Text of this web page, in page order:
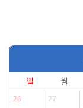
일 월
26 27